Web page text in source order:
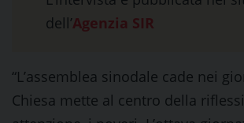
dell’Agenzia SIR
“L’assemblea sinodale cade nei
Chiesa mette al centro della